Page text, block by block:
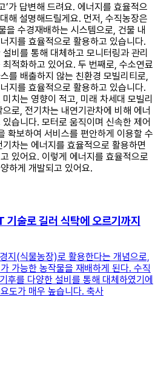
’가 답변해 드려요. 에너지를 효율적으
해 설명해드릴게요. 먼저, 수직농장은
을 수경재배하는 시스템으로, 건물 내
지를 효율적으로 활용하고 있습니다.
비를 통해 대체하고 모니터링과 관리
적화하고 있어요. 두 번째로, 수소연료
를 배출하지 않는 친환경 모빌리티로,
지를 효율적으로 활용하고 있습니다.
치는 영향이 적고, 미래 차세대 모빌리
로, 전기차는 내연기관차에 비해 에너
습니다. 모터로 움직이며 신속한 제어
확보하여 서비스를 편안하게 이용할 수
차는 에너지를 효율적으로 활용하면
있어요. 이렇게 에너지를 효율적으로
하게 개발되고 있어요.
술로 길러 식탁에 오르기까지
지(식물농장)로 활용한다는 개념으로,
가능한 농작물을 재배하게 된다. 수직
후를 다양한 설비를 통해 대체하였기에
도가 매우 높습니다. 축사